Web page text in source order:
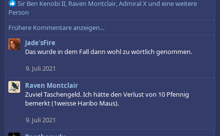
R
e
a
k
t
i
n
:
Sir Ben Kenobi II, Raven Montclair,Admiral X und eine weitere
Person
Frühere Kommentare anzeigen…
Jade'sFire
Das wurde in dem Fall dann wohl zu wörtlich genommen.
9. Juli 2021
Raven Montclair
Zuviel Taschengeld. Ich hätte den Verlust von 10 Pfennig
bemerkt (1weisse Haribo Maus).
9. Juli 2021